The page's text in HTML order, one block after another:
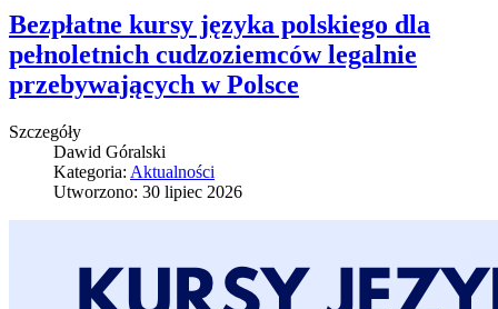
Bezpłatne kursy języka polskiego dla
pełnoletnich cudzoziemców legalnie
przebywających w Polsce
Szczegóły
Dawid Góralski
Kategoria: Aktualności
Utworzono: 30 lipiec 2026